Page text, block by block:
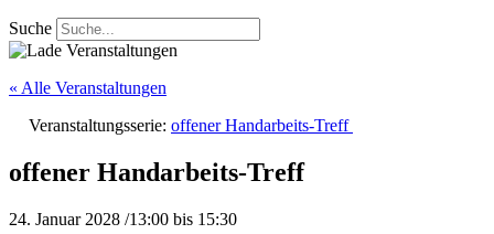
Suche
« Alle Veranstaltungen
Veranstaltungsserie: offener Handarbeits-Treff
offener Handarbeits-Treff
24. Januar 2028 /13:00 bis 15:30